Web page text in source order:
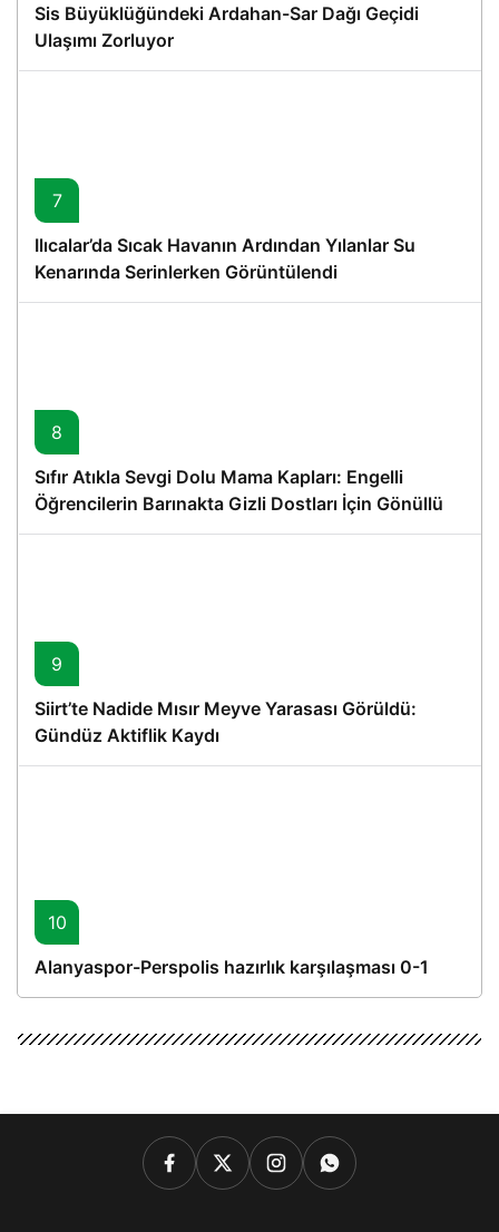
Sis Büyüklüğündeki Ardahan-Sar Dağı Geçidi
Ulaşımı Zorluyor
7
Ilıcalar’da Sıcak Havanın Ardından Yılanlar Su
Kenarında Serinlerken Görüntülendi
8
Sıfır Atıkla Sevgi Dolu Mama Kapları: Engelli
Öğrencilerin Barınakta Gizli Dostları İçin Gönüllü
Proje
9
Siirt’te Nadide Mısır Meyve Yarasası Görüldü:
Gündüz Aktiflik Kaydı
10
Alanyaspor-Perspolis hazırlık karşılaşması 0-1